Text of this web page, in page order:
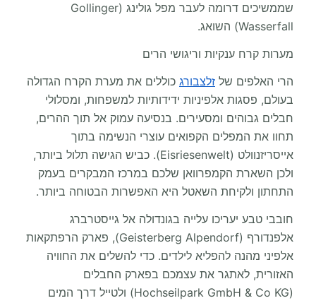
שממשיכים דרומה לעבר מפל גולינג (Gollinger
Wasserfall) השואג.
מערות קרח ענקיות וריגושי הרים
הרי האלפים של זלצבורג כוללים את מערת הקרח הגדולה
בעולם, פסגות אלפיניות ידידותיות למשפחות, ומסלולי
חבלים גבוהים ומסעירים. בנסיעה עמוק אל תוך ההרים,
תחוו את המפלים הקפואים עוצרי הנשימה בתוך
אייסריזנוולט (Eisriesenwelt). כביש הגישה תלול ביותר,
ולכן השארת הקמפרוואן שלכם במרכז המבקרים בעמק
התחתון ולקיחת השאטל היא האפשרות הבטוחה ביותר.
חובבי טבע יעריכו עלייה בגונדולה אל גייסטרברג
אלפנדורף (Geisterberg Alpendorf), פארק הרפתקאות
אלפיני מהנה להפליא לילדים. כדי להשלים את החוויה
האזורית, לאתגר את עצמכם בפארק החבלים
(Hochseilpark GmbH & Co KG) ולטייל דרך המים